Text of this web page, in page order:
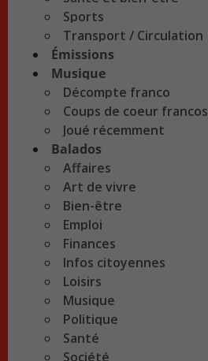
Sports
Transport / Circulation
Émissions
Musique
Décompte franco
Coups de coeur francos
Joué récemment
Balados
Affaires
Art de vivre
Bien-être
Emploi
Finances
Infos citoyennes
Loisirs
Musique
Politique
Santé
Société